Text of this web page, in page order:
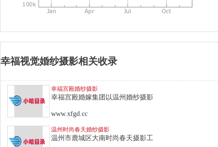
幸福视觉婚纱摄影相关收录
幸福宫殿婚纱摄影
幸福宫殿婚嫁集团以温州婚纱摄影
www.xfgd.cc
温州时尚春天婚纱摄影
温州市鹿城区大南时尚春天摄影工